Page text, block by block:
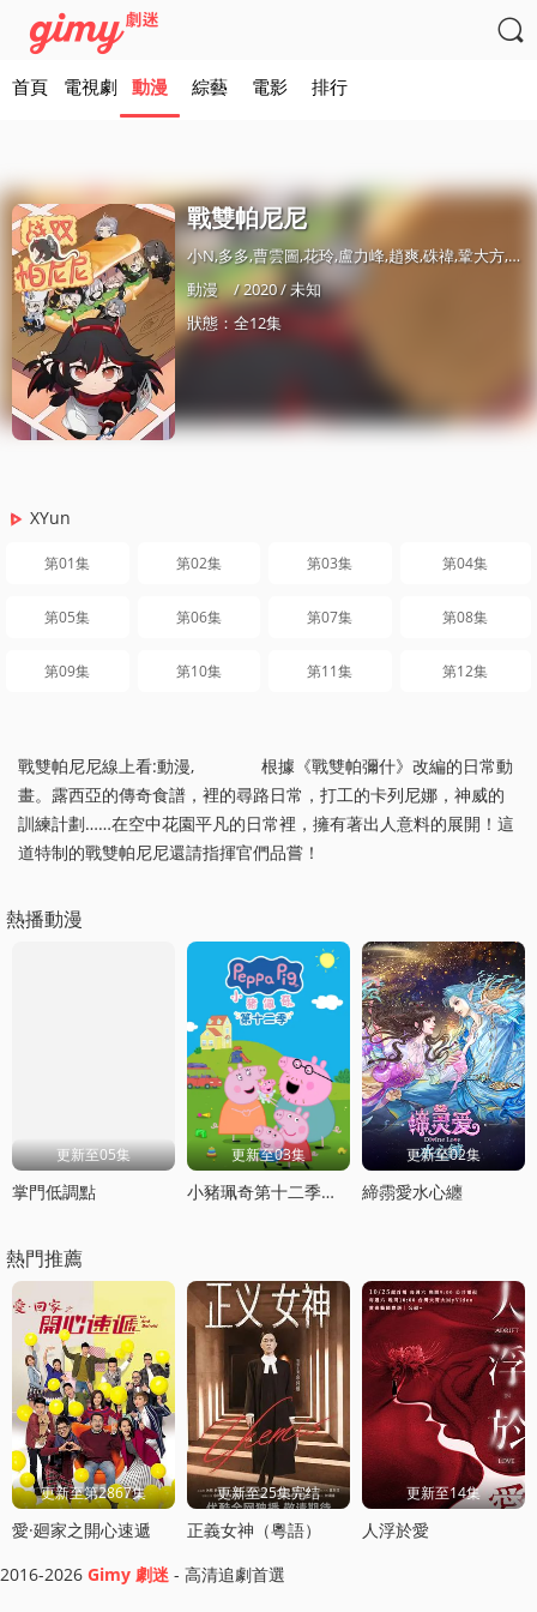

首頁 電視劇 動漫 綜藝 電影 排行
戰雙帕尼尼
小N,多多,曹雲圖,花玲,盧力峰,趙爽,硃禕,鞏大方,季驁傑,曾蓉,大白,黃驥
動漫 / 2020 / 未知
狀態：全12集
XYun
第01集 第02集 第03集 第04集
第05集 第06集 第07集 第08集
第09集 第10集 第11集 第12集
戰雙帕尼尼線上看:動漫, 根據《戰雙帕彌什》改編的日常動
畫。露西亞的傳奇食譜，裡的尋路日常，打工的卡列尼娜，神威的
訓練計劃……在空中花園平凡的日常裡，擁有著出人意料的展開！這
道特制的戰雙帕尼尼還請指揮官們品嘗！
熱播動漫
更新至05集
掌門低調點
更新至03集
小豬珮奇第十二季國語
更新至02集
締霛愛水心纏
熱門推薦
更新至第2867集
愛·廻家之開心速遞
更新至25集完结
正義女神（粵語）
更新至14集
人浮於愛
2016-2026 Gimy 劇迷 - 高清追劇首選